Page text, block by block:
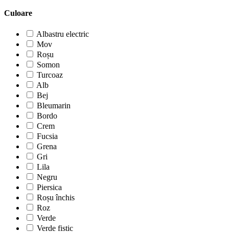
Culoare
Albastru electric
Mov
Roșu
Somon
Turcoaz
Alb
Bej
Bleumarin
Bordo
Crem
Fucsia
Grena
Gri
Lila
Negru
Piersica
Roșu închis
Roz
Verde
Verde fistic